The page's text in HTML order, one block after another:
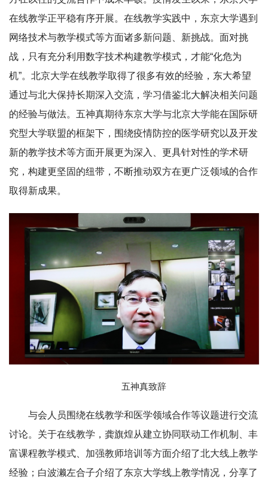
在线教学正平稳有序开展。在线教学实践中，东京大学遇到
网络技术与教学模式等方面诸多新问题、新挑战。面对挑
战，只有充分利用数字技术构建教学模式，才能“化危为
机”。北京大学在线教学取得了很多有效的经验，东大希望
通过与北大保持长期深入交流，学习借鉴北大解决相关问题
的经验与做法。五神真期待东京大学与北京大学能在国际研
究型大学联盟的框架下，围绕疫情防控的医学研究以及开发
新的教学技术等方面开展更为深入、更具针对性的学术研
究，构建更坚固的纽带，不断推动双方在更广泛领域的合作
取得新成果。
五神真致辞
与会人员围绕在线教学和医学领域合作等议题进行交流
讨论。关于在线教学，龚旗煌从建立协同联动工作机制、丰
富课程教学模式、加强教师培训等方面介绍了北大线上教学
经验；白波濑左合子介绍了东京大学线上教学情况，分享了